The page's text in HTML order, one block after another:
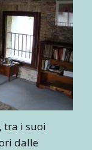
tra i suoi
dalle